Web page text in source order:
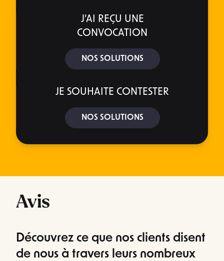
J’AI REÇU UNE
CONVOCATION
NOS SOLUTIONS
JE SOUHAITE CONTESTER
NOS SOLUTIONS
Avis
Découvrez ce que nos clients disent
de nous à travers leurs nombreux